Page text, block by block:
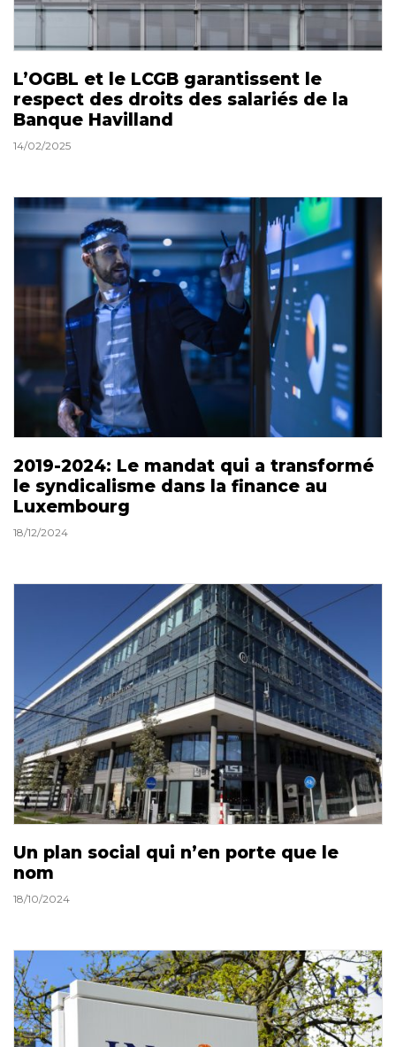
L’OGBL et le LCGB garantissent le
respect des droits des salariés de la
Banque Havilland
14/02/2025
2019-2024: Le mandat qui a transformé
le syndicalisme dans la finance au
Luxembourg
18/12/2024
Un plan social qui n’en porte que le
nom
18/10/2024